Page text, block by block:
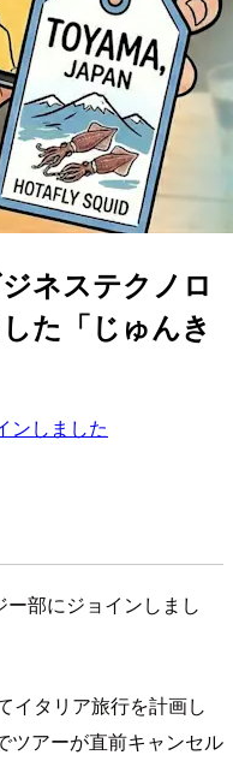
ネステクノロ
た「じゅんき
ンしました
部にジョインしまし
イタリア旅行を計画し
ツアーが直前キャンセル